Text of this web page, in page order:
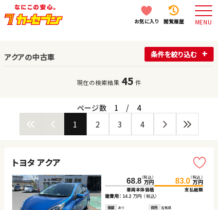
お気に入り 閲覧履歴 MENU
アクアの中古車 条件を絞り込む
現在の検索結果 45 件
ページ数 1 / 4
1 2 3 4
トヨタ アクア
68.8（税込）
万円
車両本体価格
83.0（税込）
万円
支払総額
諸費用： 14.2 万円 （税込）
保証 あり 住所
宮城県